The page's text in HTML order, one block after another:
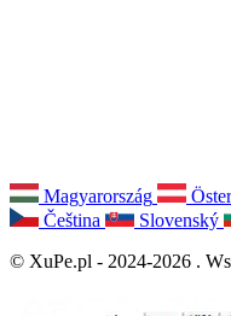
Magyarország
Čeština
Slovenský
© XuPe.pl - 2024-2026 .